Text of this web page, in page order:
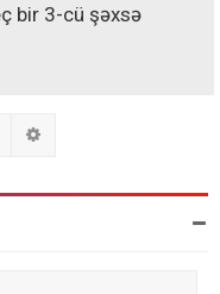
bir 3-cü şəxsə
Axtar